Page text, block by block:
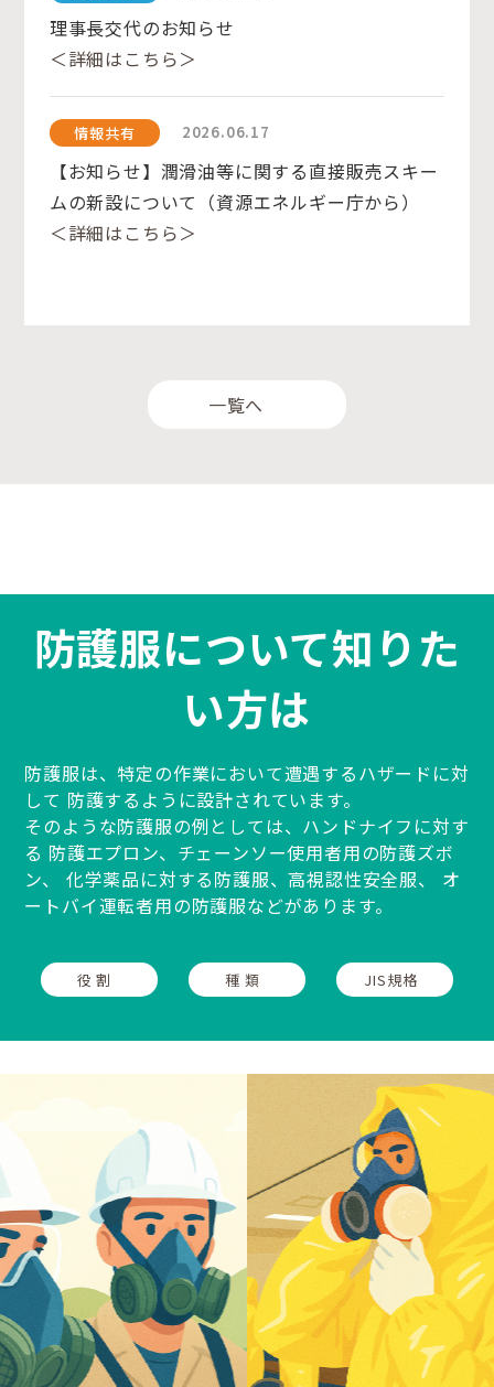
理事長交代のお知らせ
＜詳細はこちら＞
情報共有 2026.06.17
【お知らせ】潤滑油等に関する直接販売スキー
ムの新設について（資源エネルギー庁から）
＜詳細はこちら＞
一覧へ
防護服について知りた
い方は
防護服は、特定の作業において遭遇するハザードに対
して 防護するように設計されています。
そのような防護服の例としては、ハンドナイフに対す
る 防護エプロン、チェーンソー使用者用の防護ズボ
ン、
化学薬品に対する防護服、高視認性安全服、
オ
ートバイ運転者用の防護服などがあります。
役 割 種 類 JIS規格